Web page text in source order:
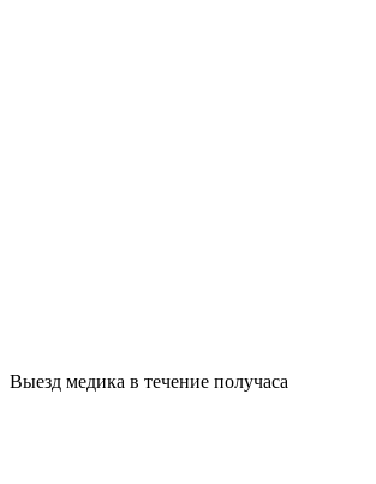
Выезд медика в течение получаса